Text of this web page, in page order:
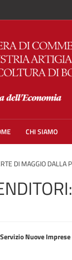
CHI SIAMO
DI MAGGIO DALLA
Nuove Imprese